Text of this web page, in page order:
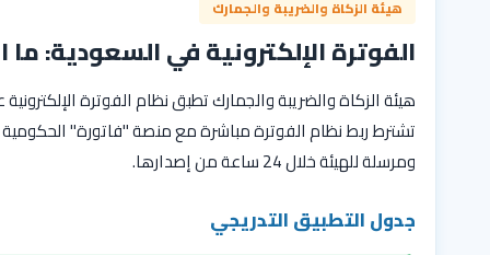
هيئة الزكاة والضريبة والجمارك
الفوترة الإلكترونية في السعودية:
هيئة الزكاة والضريبة والجمارك تطبق نظام الفوترة
تشترط ربط نظام الفوترة مباشرة مع منصة "فاتورة"
ومرسلة للهيئة خلال 24 ساعة من إصدارها.
جدول التطبيق التدريجي